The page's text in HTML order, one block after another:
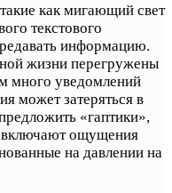
как мигающий свет
текстового
информацию.
жизни перегружены
много уведомлений
может затеряться в
«гаптики»,
включают ощущения
на давлении на